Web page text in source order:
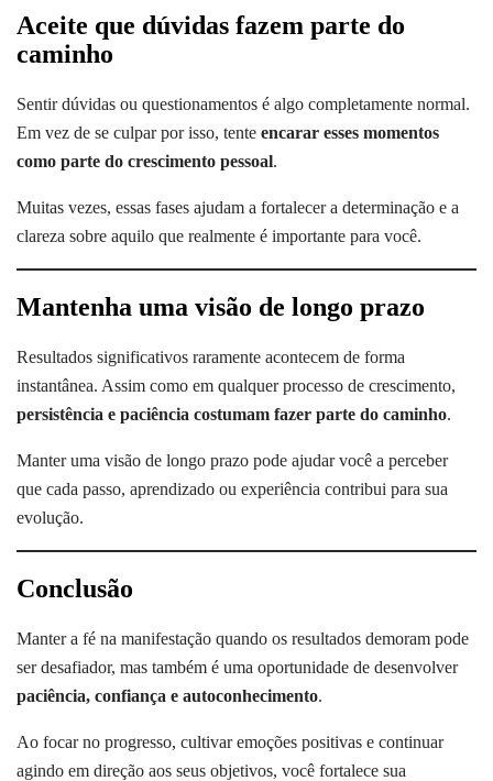
Aceite que dúvidas fazem parte do
caminho
Sentir dúvidas ou questionamentos é algo completamente normal.
Em vez de se culpar por isso, tente encarar esses momentos
como parte do crescimento pessoal.
Muitas vezes, essas fases ajudam a fortalecer a determinação e a
clareza sobre aquilo que realmente é importante para você.
Mantenha uma visão de longo prazo
Resultados significativos raramente acontecem de forma
instantânea. Assim como em qualquer processo de crescimento,
persistência e paciência costumam fazer parte do caminho.
Manter uma visão de longo prazo pode ajudar você a perceber
que cada passo, aprendizado ou experiência contribui para sua
evolução.
Conclusão
Manter a fé na manifestação quando os resultados demoram pode
ser desafiador, mas também é uma oportunidade de desenvolver
paciência, confiança e autoconhecimento.
Ao focar no progresso, cultivar emoções positivas e continuar
agindo em direção aos seus objetivos, você fortalece sua